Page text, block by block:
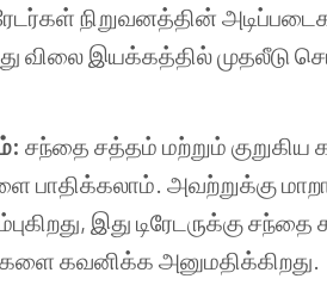
நிறுவனத்தின்
விலை இயக்கத்தில் முதலீடு
சந்தை சத்தம் மற்றும் குறுகிய
பாதிக்கலாம். அவற்றுக்கு
இது டிரேடருக்கு
கவனிக்க அனுமதிக்கிறது.